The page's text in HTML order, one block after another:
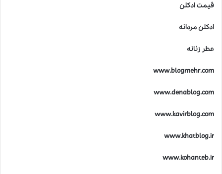
قیمت ادکلن
ادکلن مردانه
عطر زنانه
www.blogmehr.com
www.denablog.com
www.kavirblog.com
www.khatblog.ir
www.kohanteb.ir